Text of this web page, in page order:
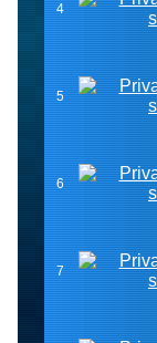
4
5
6
7